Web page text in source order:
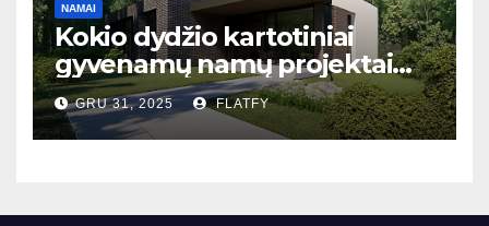
NAMAI
Kokio dydžio kartotiniai
gyvenamų namų projektai
populiariausi Lietuvoje?
GRU 31, 2025 FLATFY